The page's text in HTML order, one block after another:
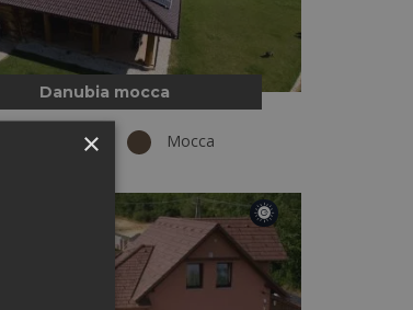
Danubia mocca
Mocca
×